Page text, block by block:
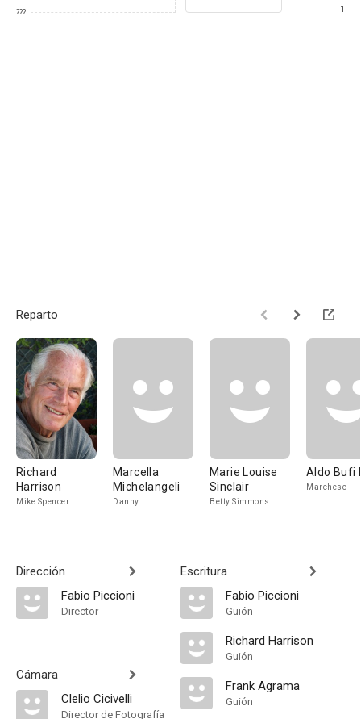
???
1
Reparto
Richard
Harrison
Mike Spencer
Marcella
Michelangeli
Danny
Marie Louise
Sinclair
Betty Simmons
Aldo Bufi
Marchese
Dirección
Fabio Piccioni
Director
Cámara
Clelio Cicivelli
Director de Fotografía
Escritura
Fabio Piccioni
Guión
Richard Harrison
Guión
Frank Agrama
Guión